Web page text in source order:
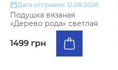
Дата отправки: 12.08.2026
Подушка вязаная
«Дерево рода» светлая
1499 грн